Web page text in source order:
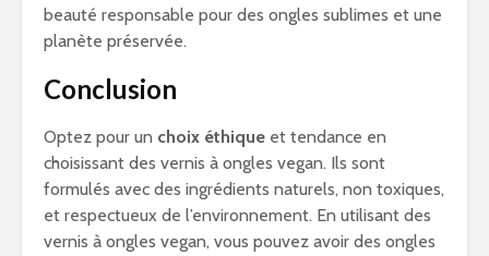
beauté responsable pour des ongles sublimes et une
planète préservée.
Conclusion
Optez pour un choix éthique et tendance en
choisissant des vernis à ongles vegan. Ils sont
formulés avec des ingrédients naturels, non toxiques,
et respectueux de l’environnement. En utilisant des
vernis à ongles vegan, vous pouvez avoir des ongles